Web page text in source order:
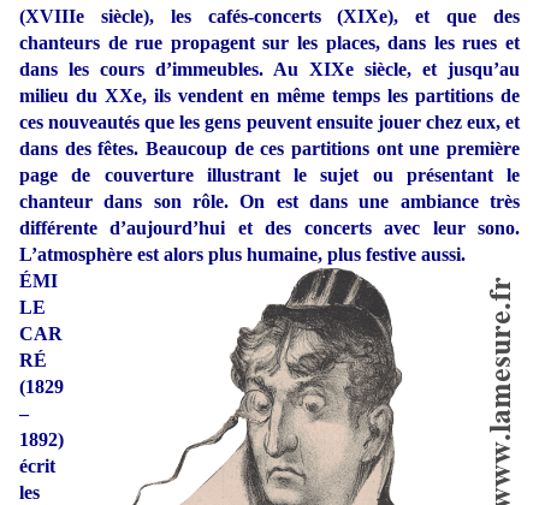
(XVIIIe siècle), les cafés-concerts (XIXe), et que des
chanteurs de rue propagent sur les places, dans les rues et
dans les cours d’immeubles. Au XIXe siècle, et jusqu’au
milieu du XXe, ils vendent en même temps les partitions de
ces nouveautés que les gens peuvent ensuite jouer chez eux, et
dans des fêtes. Beaucoup de ces partitions ont une première
page de couverture illustrant le sujet ou présentant le
chanteur dans son rôle. On est dans une ambiance très
différente d’aujourd’hui et des concerts avec leur sono.
L’atmosphère est alors plus humaine, plus festive aussi.
ÉMI
LE
CAR
RÉ
(1829
–
1892)
écrit
les